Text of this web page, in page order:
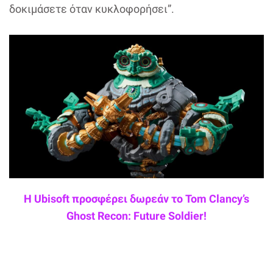
δοκιμάσετε όταν κυκλοφορήσει”.
Η Ubisoft προσφέρει δωρεάν το Tom Clancy’s
Ghost Recon: Future Soldier!